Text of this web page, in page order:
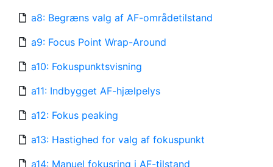
a8: Begræns valg af AF-områdetilstand
a9: Focus Point Wrap-Around
a10: Fokuspunktsvisning
a11: Indbygget AF-hjælpelys
a12: Fokus peaking
a13: Hastighed for valg af fokuspunkt
a14: Manuel fokusring i AF-tilstand